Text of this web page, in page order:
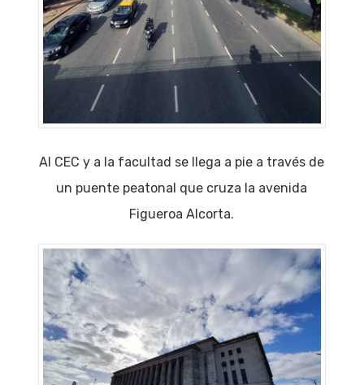
Al CEC y a la facultad se llega a pie a través de
un puente peatonal que cruza la avenida
Figueroa Alcorta.